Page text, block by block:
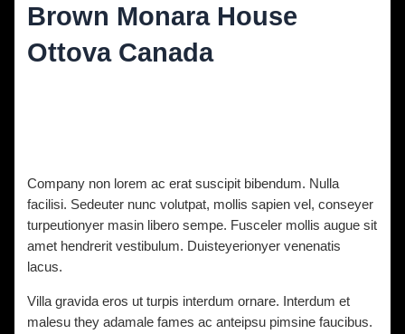
Brown Monara House
Ottova Canada
Company non lorem ac erat suscipit bibendum. Nulla
facilisi. Sedeuter nunc volutpat, mollis sapien vel, conseyer
turpeutionyer masin libero sempe. Fusceler mollis augue sit
amet hendrerit vestibulum. Duisteyerionyer venenatis
lacus.
Villa gravida eros ut turpis interdum ornare. Interdum et
malesu they adamale fames ac anteipsu pimsine faucibus.